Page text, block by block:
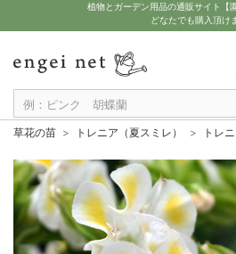
植物とガーデン用品の通販サイト
どなたでも購入頂け
草花の苗 トレニア（夏スミレ）
トレ
夏の園芸
花壇におすすめ トレニア：